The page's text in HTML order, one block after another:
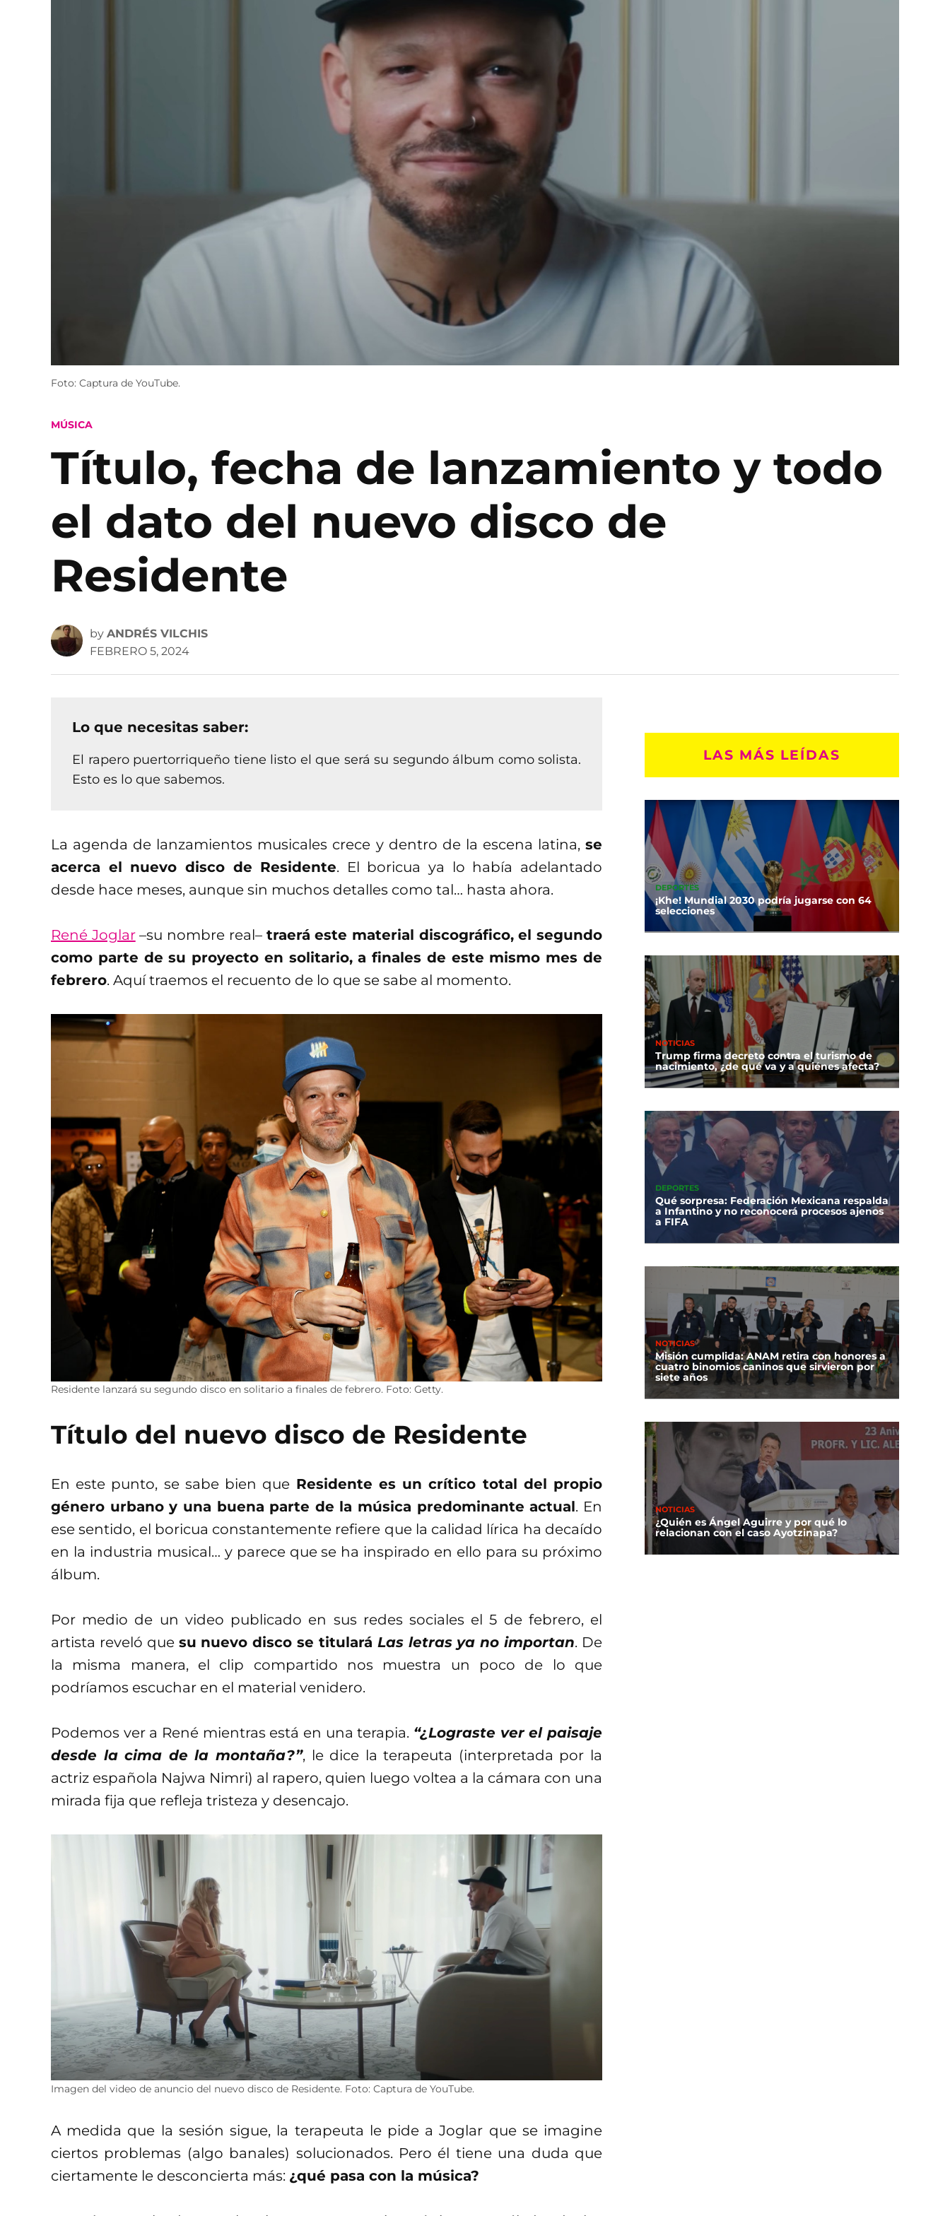
Foto: Captura de YouTube.
POSTED
MÚSICA
Título, fecha de lanzamiento y todo
el dato del nuevo disco de
Residente
by ANDRÉS VILCHIS
FEBRERO 5, 2024
Lo que necesitas saber:
El rapero puertorriqueño tiene listo el que será su segundo álbum como solista.
Esto es lo que sabemos.
La agenda de lanzamientos musicales crece y dentro de la escena latina, se
acerca el nuevo disco de Residente. El boricua ya lo había adelantado
desde hace meses, aunque sin muchos detalles como tal… hasta ahora.
René Joglar–su nombre real– traerá este material discográfico, el segundo
como parte de su proyecto en solitario, a finales de este mismo mes de
febrero. Aquí traemos el recuento de lo que se sabe al momento.
Residente lanzará su segundo disco en solitario a finales de febrero. Foto: Getty.
Título del nuevo disco de Residente
En este punto, se sabe bien que Residente es un crítico total del propio
género urbano y una buena parte de la música predominante actual. En
ese sentido, el boricua constantemente refiere que la calidad lírica ha decaído
en la industria musical… y parece que se ha inspirado en ello para su próximo
álbum.
Por medio de un video publicado en sus redes sociales el 5 de febrero, el
artista reveló que su nuevo disco se titulará Las letras ya no importan. De
la misma manera, el clip compartido nos muestra un poco de lo que
podríamos escuchar en el material venidero.
Podemos ver a René mientras está en una terapia. “¿Lograste ver el paisaje
desde la cima de la montaña?”, le dice la terapeuta (interpretada por la
actriz española Najwa Nimri) al rapero, quien luego voltea a la cámara con una
mirada fija que refleja tristeza y desencajo.
Imagen del video de anuncio del nuevo disco de Residente. Foto: Captura de YouTube.
A medida que la sesión sigue, la terapeuta le pide a Joglar que se imagine
ciertos problemas (algo banales) solucionados. Pero él tiene una duda que
ciertamente le desconcierta más: ¿qué pasa con la música?
LAS MÁS LEÍDAS
DEPORTES
¡Khe! Mundial 2030 podría jugarse con 64
selecciones
NOTICIAS
Trump firma decreto contra el turismo de
nacimiento, ¿de qué va y a quiénes afecta?
DEPORTES
Qué sorpresa: Federación Mexicana respalda
a Infantino y no reconocerá procesos ajenos
a FIFA
NOTICIAS
Misión cumplida: ANAM retira con honores a
cuatro binomios caninos que sirvieron por
siete años
NOTICIAS
¿Quién es Ángel Aguirre y por qué lo
relacionan con el caso Ayotzinapa?